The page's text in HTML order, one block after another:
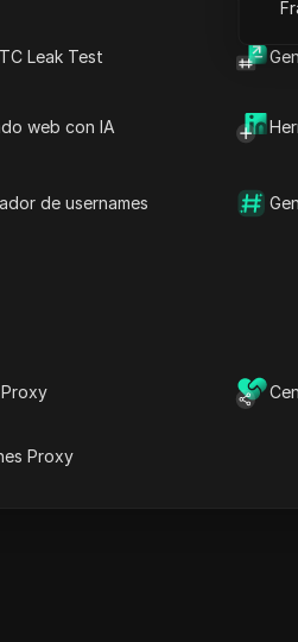
Leak Test
web con IA
de usernames
Proxy
Bofetada En La Cara Al